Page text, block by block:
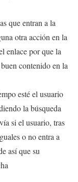
que entran a la
otra acción en la
enlace por que la
contenido en la
esté el usuario
la búsqueda
si el usuario, tras
o no entra a
así que su